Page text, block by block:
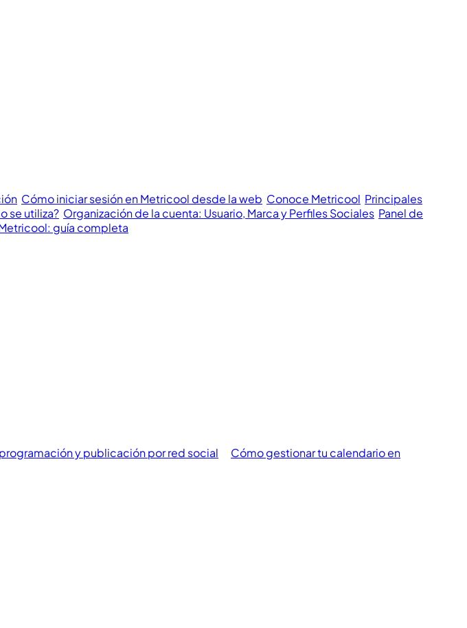
Cómo iniciar sesión en Metricool desde la web Conoce Metricool Principales
se utiliza? Organización de la cuenta: Usuario, Marca y Perfiles Sociales Panel de
guía completa
y publicación por red social
Cómo gestionar tu calendario en